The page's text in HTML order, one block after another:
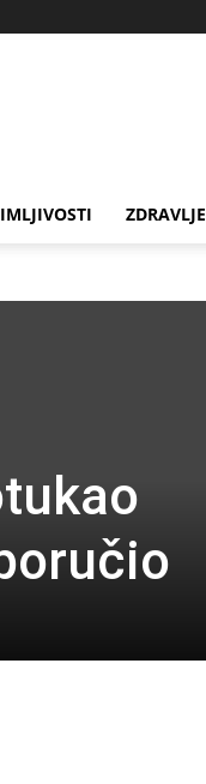
ZDRAVLJE